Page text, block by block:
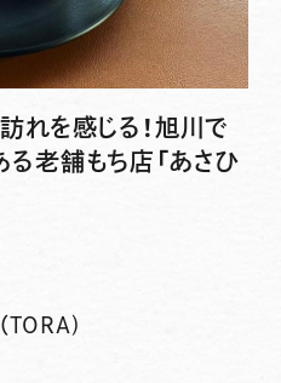
れを感じる！旭川で
老舗もち店「あさひ
TORA)